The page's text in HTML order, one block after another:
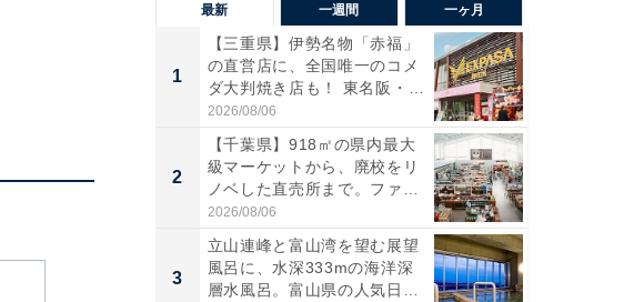
最新 一週間 一ヶ月
1
【三重県】伊勢名物「赤福」
の直営店に、全国唯一のコメ
ダ大判焼き店も！ 東名阪・
伊...
2026/08/06
2
【千葉県】918㎡の県内最大
級マーケットから、廃校をリ
ノベした直売所まで。ファ
ー...
2026/08/06
3
立山連峰と富山湾を望む展望
風呂に、水深333mの海洋深
層水風呂。富山県の人気日